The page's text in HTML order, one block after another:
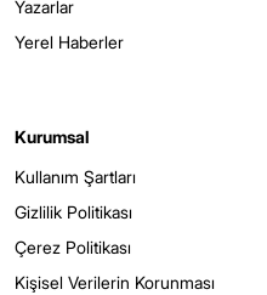
Yazarlar
Yerel Haberler
Kurumsal
Kullanım Şartları
Gizlilik Politikası
Çerez Politikası
Kişisel Verilerin Korunması